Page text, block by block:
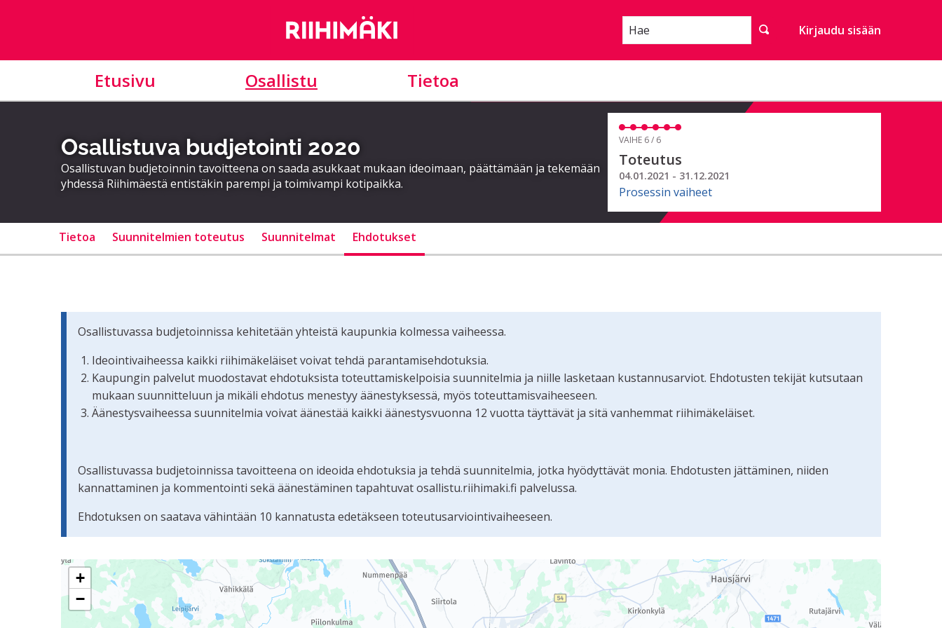
Hae Kirjaudu sisään
Etusivu Osallistu Tietoa
Osallistuva budjetointi 2020
Osallistuvan budjetoinnin tavoitteena on saada asukkaat mukaan ideoimaan, päättämään ja tekemään
yhdessä Riihimäestä entistäkin parempi ja toimivampi kotipaikka.
VAIHE 6 / 6
Toteutus
04.01.2021 - 31.12.2021
Prosessin vaiheet
Tietoa Suunnitelmien toteutus Suunnitelmat Ehdotukset
Osallistuvassa budjetoinnissa kehitetään yhteistä kaupunkia kolmessa vaiheessa.
Ideointivaiheessa kaikki riihimäkeläiset voivat tehdä parantamisehdotuksia.
Kaupungin palvelut muodostavat ehdotuksista toteuttamiskelpoisia suunnitelmia ja niille lasketaan kustannusarviot. Ehdotusten tekijät kutsutaan
mukaan suunnitteluun ja mikäli ehdotus menestyy äänestyksessä, myös toteuttamisvaiheeseen.
Äänestysvaiheessa suunnitelmia voivat äänestää kaikki äänestysvuonna 12 vuotta täyttävät ja sitä vanhemmat riihimäkeläiset.
Osallistuvassa budjetoinnissa tavoitteena on ideoida ehdotuksia ja tehdä suunnitelmia, jotka hyödyttävät monia. Ehdotusten jättäminen, niiden
kannattaminen ja kommentointi sekä äänestäminen tapahtuvat osallistu.riihimaki.fi palvelussa.
Ehdotuksen on saatava vähintään 10 kannatusta edetäkseen toteutusarviointivaiheeseen.
Seuraavassa elementissä on kartta, joka esittää tämän sivun tietueet karttapisteinä. Elementtiä voi käyttää ruudunlukijalla, mutta se voi olla vaikeaselkoinen.
+
−